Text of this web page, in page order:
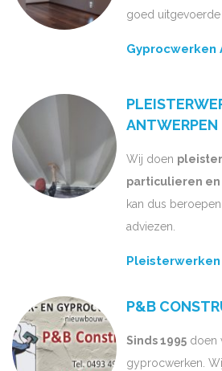
goed uitgevoerde
Gyprocwerken
ANTWERPEN
Wij doen
particulieren
kan dus
adviezen.
P&B
Sinds 1995 doen
gyprocwerken.